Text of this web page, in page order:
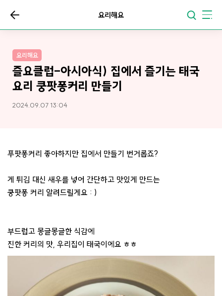
요리해요
요리해요
즐요클럽-아시아식) 집에서 즐기는 태국
요리 쿵팟퐁커리 만들기
2024.09.07 13:04
푸팟퐁커리 좋아하지만 집에서 만들기 번거롭죠?
게 튀김 대신 새우를 넣어 간단하고 맛있게 만드는
쿵팟퐁 커리 알려드릴게요 : )
부드럽고 몽글몽글한 식감에
진한 커리의 맛, 우리집이 태국이에요 ㅎㅎ